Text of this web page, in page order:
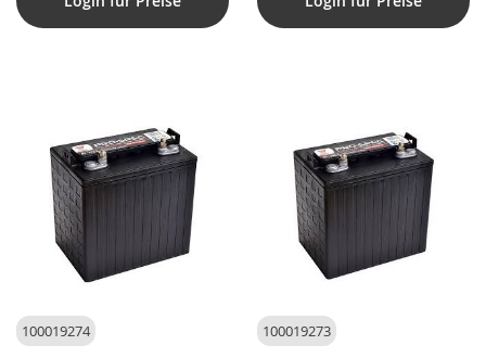
100019274 100019273